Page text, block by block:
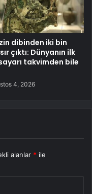
dibinden iki bin
sır çıktı: Dünyanın ilk
takvimden bile
4, 2026
alanlar * ile